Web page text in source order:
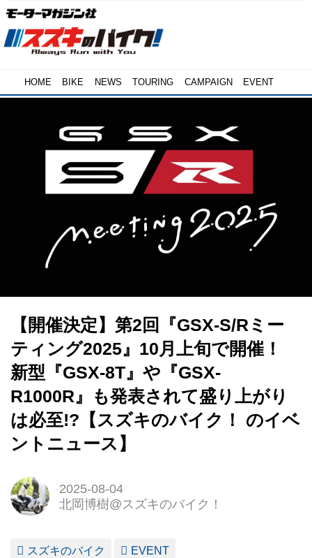
HOME BIKE NEWS TOURING CAMPAIGN EVENT
【開催決定】第2回『GSX-S/Rミー
ティング2025』10月上旬で開催！
新型『GSX-8T』や『GSX-
R1000R』も発表されて盛り上がり
は必至!?【スズキのバイク！ のイベ
ントニュース】
2025-08-04
北岡博樹@スズキのバイク！
スズキのバイク EVENT